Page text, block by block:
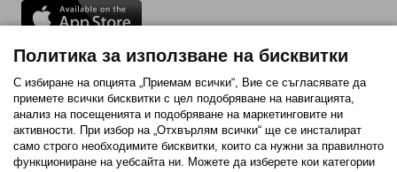
Последвайте ни:
FacebookTwitterYoutubePinterestInstagram
Политика за използване на бисквитки
С избиране на опцията „Приемам всички“, Вие се съгласявате да
приемете всички бисквитки с цел подобряване на навигацията,
анализ на посещенията и подобряване на маркетинговите ни
активности. При избор на „Отхвърлям всички“ ще се инсталират
само строго необходимитe бисквитки, които са нужни за правилното
функциониране на уебсайта ни. Можете да изберете кои категории